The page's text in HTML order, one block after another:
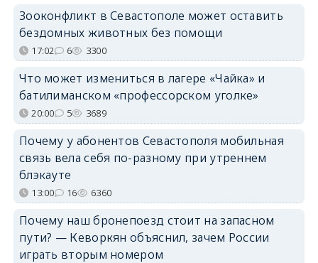
Зооконфликт в Севастополе может оставить
бездомных животных без помощи
17:02 6 3300
Что может измениться в лагере «Чайка» и
батилиманском «профессорском уголке»
20:00 5 3689
Почему у абонентов Севастополя мобильная
связь вела себя по-разному при утреннем
блэкауте
13:00 16 6360
Почему наш бронепоезд стоит на запасном
пути? — Кеворкян объяснил, зачем России
играть вторым номером